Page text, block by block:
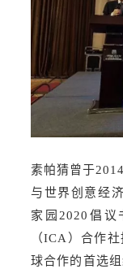
素帕猜曾于
与世界创意经
家园2020倡
（ICA）合作
球合作的首选